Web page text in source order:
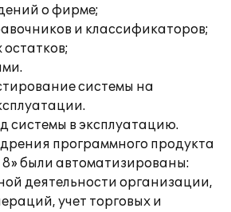
о фирме;
и классификаторов;
системы на
системы в эксплуатацию.
программного продукта
8» были автоматизированы:
деятельности организации,
учет торговых и